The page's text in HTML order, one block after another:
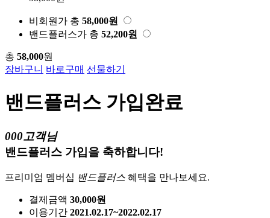
비회원가 총 58,000원
밴드플러스가 총 52,200원
총 58,000원
장바구니 바로구매 선물하기
밴드플러스 가입완료
000고객님
밴드플러스 가입을 축하합니다!
프리미엄 멤버십 밴드플러스 혜택을 만나보세요.
결제금액 30,000원
이용기간 2021.02.17~2022.02.17